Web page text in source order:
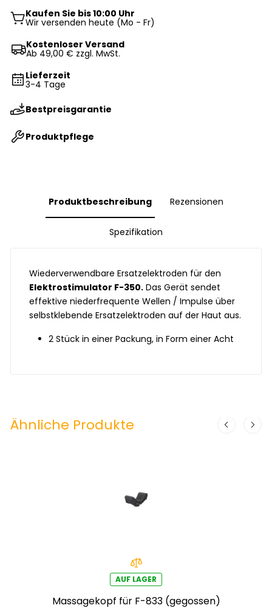
Kaufen Sie bis 10:00 Uhr
Wir versenden heute (Mo - Fr)
Kostenloser Versand
Ab 49,00 € zzgl. MwSt.
Lieferzeit
3-4 Tage
Bestpreisgarantie
Produktpflege
Produktbeschreibung Rezensionen
Spezifikation
Wiederverwendbare Ersatzelektroden für den
Elektrostimulator F-350. Das Gerät sendet
effektive niederfrequente Wellen / Impulse über
selbstklebende Ersatzelektroden auf der Haut aus.
2 Stück in einer Packung, in Form einer Acht
Ähnliche Produkte
AUF LAGER
Massagekopf für F-833 (gegossen)